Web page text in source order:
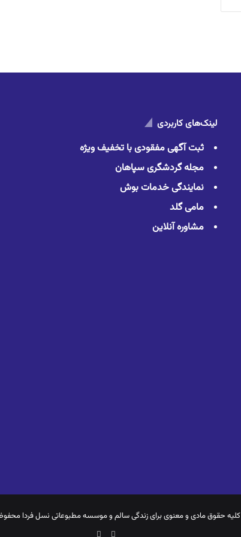
لینک‌های کاربردی
ثبت آگهی مفقودی با تخفیف ویژه
مجله گردشگری سپاهان
نمایندگی خدمات بوش
مامی گلد
مشاوره آنلاین
کلیه حقوق مادی و معنوی برایزندگی سالمو موسسه مطبوعاتی نسل فردا